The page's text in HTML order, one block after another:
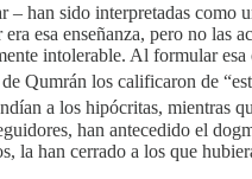
– han sido interpretadas
esa enseñanza, pero no
intolerable. Al formular
Qumrán los calificaron de
a los hipócritas, mientras
han antecedido el
la han cerrado a los que